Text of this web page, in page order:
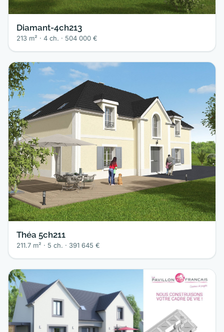
Diamant-4ch213
213 m² · 4 ch. · 504 000 €
Théa 5ch211
211.7 m² · 5 ch. · 391 645 €